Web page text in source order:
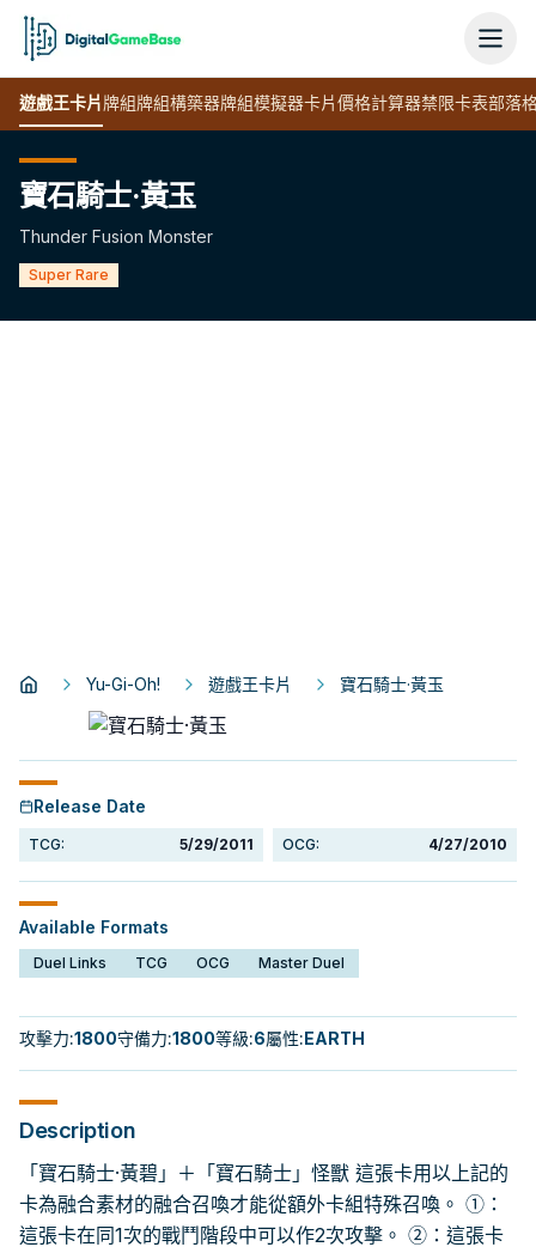
遊戲王卡片牌組牌組構築器牌組模擬器卡片價格計算器禁限卡表部落
寶石騎士·黃玉
Thunder Fusion Monster
Super Rare
Yu-Gi-Oh! 遊戲王卡片 寶石騎士·黃玉
Release Date
TCG: 5/29/2011 OCG: 4/27/2010
Available Formats
Duel Links TCG OCG Master Duel
攻擊力:1800守備力:1800等級:6屬性:EARTH
Description
「寶石騎士·黃碧」＋「寶石騎士」怪獸 這張卡用以上記的
卡為融合素材的融合召喚才能從額外卡組特殊召喚。 ①：
這張卡在同1次的戰鬥階段中可以作2次攻擊。 ②：這張卡